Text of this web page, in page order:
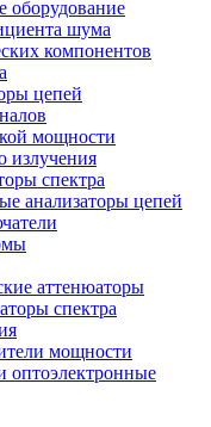
оборудование
шума
компонентов
цепей
мощности
излучения
спектра
анализаторы цепей
аттенюаторы
спектра
мощности
оптоэлектронные